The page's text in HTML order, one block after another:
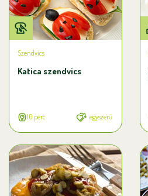
Szendvics
Katica szendvics
10 perc egyszerű